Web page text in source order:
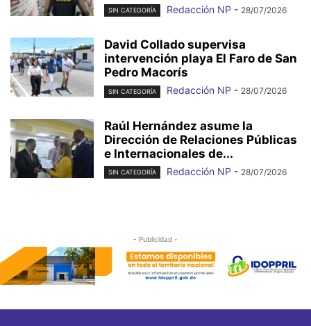
SIN CATEGORÍA Redacción NP - 28/07/2026
David Collado supervisa
intervención playa El Faro de San
Pedro Macorís
SIN CATEGORÍA Redacción NP - 28/07/2026
Raúl Hernández asume la
Dirección de Relaciones Públicas
e Internacionales de...
SIN CATEGORÍA Redacción NP - 28/07/2026
- Publicidad -